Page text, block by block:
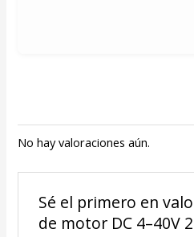
No hay valoraciones aún.
Sé el primero en
de motor DC 4–40V